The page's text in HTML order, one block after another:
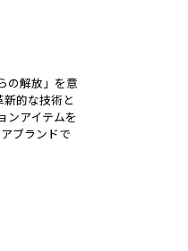
の解放」を意
的な技術と
ンアイテムを
ブランドで